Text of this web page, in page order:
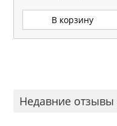
В корзину
Недавние отзывы